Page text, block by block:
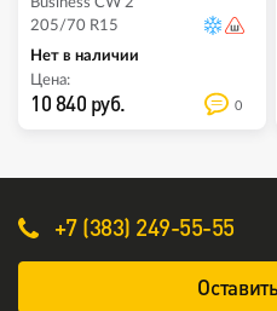
Business CW 2
205/70 R15
Нет в наличии
Цена:
10 840 руб. 0
+7 (383) 249-55-55